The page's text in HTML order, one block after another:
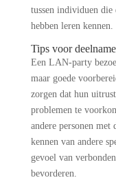
tussen individuen die
hebben leren kennen.
Tips voor
Een LAN-party
maar goede
zorgen dat hun
problemen te
andere personen met
kennen van andere
gevoel van
bevorderen.